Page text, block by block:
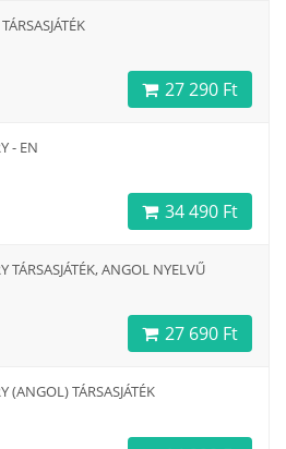
27 290 Ft
- EN
34 490 Ft
TÁRSASJÁTÉK, ANGOL NYELVŰ
27 690 Ft
(ANGOL) TÁRSASJÁTÉK